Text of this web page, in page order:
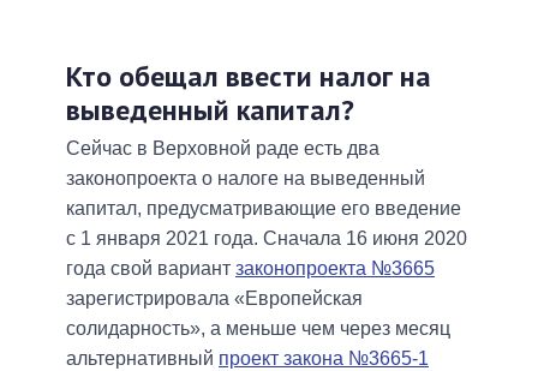
Кто обещал ввести налог на
выведенный капитал?
Сейчас в Верховной раде есть два
законопроекта о налоге на выведенный
капитал, предусматривающие его введение
с 1 января 2021 года. Сначала 16 июня 2020
года свой вариант законопроекта №3665
зарегистрировала «Европейская
солидарность», а меньше чем через месяц
альтернативный проект закона №3665-1